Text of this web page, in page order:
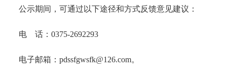
公示期间，可通过以下途径和方式反馈意见建议：
电 话：0375-2692293
电子邮箱：pdssfgwsfk@126.com。